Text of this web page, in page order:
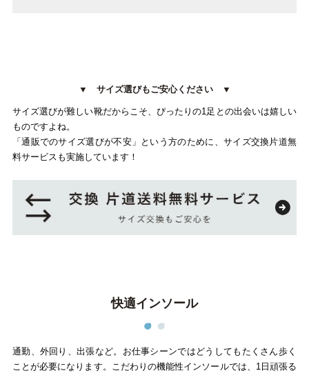
▼ サイズ選びもご安心ください ▼
サイズ選びが難しい靴だからこそ、ぴったりの1足との出会いは嬉しい
ものですよね。
「通販でのサイズ選びが不安」という方のために、サイズ交換片道無
料サービスも実施しています！
快適インソール
通勤、外回り、出張など。お仕事シーンではどうしてもたくさん歩く
ことが必要になります。こだわりの機能性インソールでは、1日頑張る